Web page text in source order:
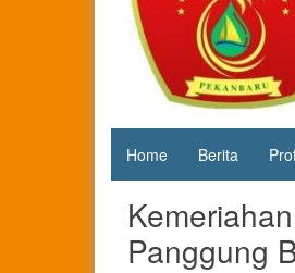
SMA
Negeri 15
Jl. Cipta
Karya
KM.3, Kec.
Tuah
Madani,
Kota
Pekanbaru
Home Berita
Panggung